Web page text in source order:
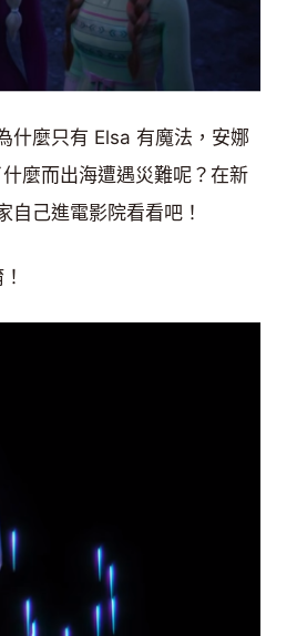
什麼只有 Elsa 有魔法，安娜
麼而出海遭遇災難呢？在新
自己進電影院看看吧！